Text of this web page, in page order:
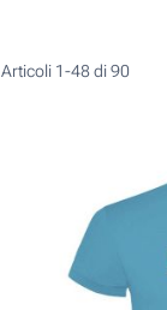
Articoli 1-48di90